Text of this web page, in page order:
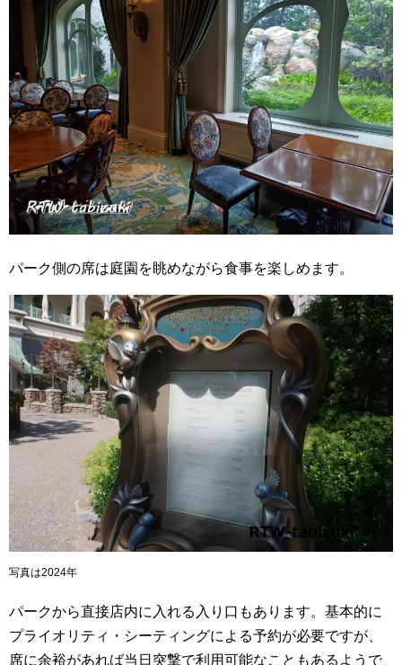
パーク側の席は庭園を眺めながら食事を楽しめます。
写真は2024年
パークから直接店内に入れる入り口もあります。基本的に
プライオリティ・シーティングによる予約が必要ですが、
席に余裕があれば当日突撃で利用可能なこともあるようで